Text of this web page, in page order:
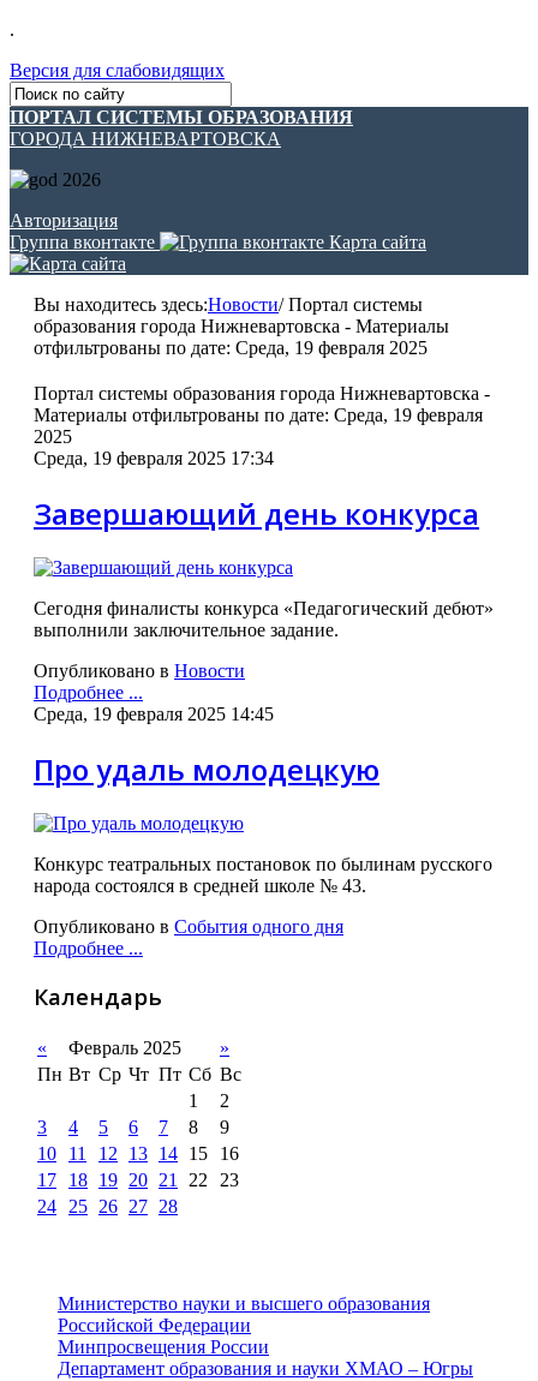
.
Версия для слабовидящих
ПОРТАЛ СИСТЕМЫ ОБРАЗОВАНИЯ
ГОРОДА НИЖНЕВАРТОВСКА
Авторизация
Группа вконтакте
Карта сайта
Вы находитесь здесь:Новости/Портал системы
образования города Нижневартовска - Материалы
отфильтрованы по дате: Среда, 19 февраля 2025
Портал системы образования города Нижневартовска -
Материалы отфильтрованы по дате: Среда, 19 февраля
2025
Среда, 19 февраля 2025 17:34
Завершающий день конкурса
Сегодня финалисты конкурса «Педагогический дебют»
выполнили заключительное задание.
Опубликовано в Новости
Подробнее ...
Среда, 19 февраля 2025 14:45
Про удаль молодецкую
Конкурс театральных постановок по былинам русского
народа состоялся в средней школе № 43.
Опубликовано в События одного дня
Подробнее ...
Календарь
« Февраль 2025
»
Пн Вт Ср Чт Пт Сб Вс
1
2
3
4 5 6 7 8
9
10
11 12 13 14 15
16
17
18 19 20 21 22
23
24
25 26 27 28
Министерство науки и высшего образования
Российской Федерации
Минпросвещения России
Департамент образования и науки ХМАО – Югры